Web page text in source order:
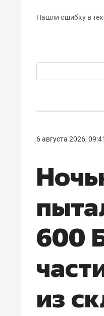
Нашли ошибку в
6 августа 2026, 09:41
600
из